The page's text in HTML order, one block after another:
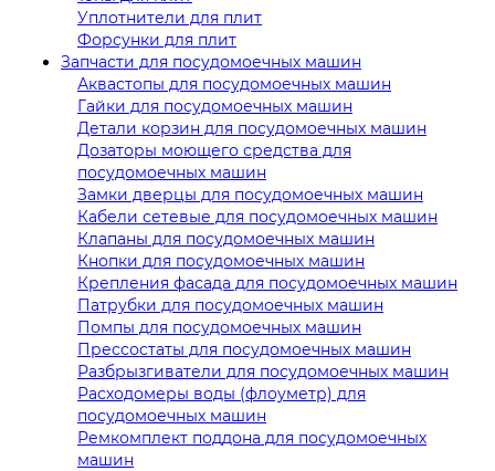
Уплотнители для плит
Форсунки для плит
Запчасти для посудомоечных машин
Аквастопы для посудомоечных машин
Гайки для посудомоечных машин
Детали корзин для посудомоечных машин
Дозаторы моющего средства для
посудомоечных машин
Замки дверцы для посудомоечных машин
Кабели сетевые для посудомоечных машин
Клапаны для посудомоечных машин
Кнопки для посудомоечных машин
Крепления фасада для посудомоечных машин
Патрубки для посудомоечных машин
Помпы для посудомоечных машин
Прессостаты для посудомоечных машин
Разбрызгиватели для посудомоечных машин
Расходомеры воды (флоуметр) для
посудомоечных машин
Ремкомплект поддона для посудомоечных
машин